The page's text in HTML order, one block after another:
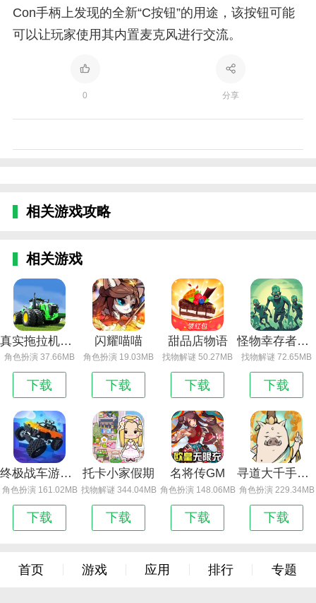
Con手柄上发现的全新“C按钮”的用途，该按钮可能
可以让玩家使用其内置麦克风进行交流。
0 分享
相关游戏攻略
相关游戏
真实拖拉机模拟驾驶
角色扮演 37.66MB
下载
闪耀喵喵
角色扮演 19.03MB
下载
甜品店物语
找物解谜 50.27MB
下载
怪物幸存者汉化_怪物幸存者
找物解谜 72.65MB
下载
终极战车游戏最新版v1.0.1下载
角色扮演 161.02MB
下载
托卡小家假期
找物解谜 344.04MB
下载
名将传GM
角色扮演 148.06MB
下载
寻道大千手游下载
角色扮演 229.34MB
下载
首页 游戏 应用 排行 专题